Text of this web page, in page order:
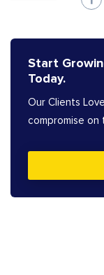
Start
Today.
Our Clients
compromise on